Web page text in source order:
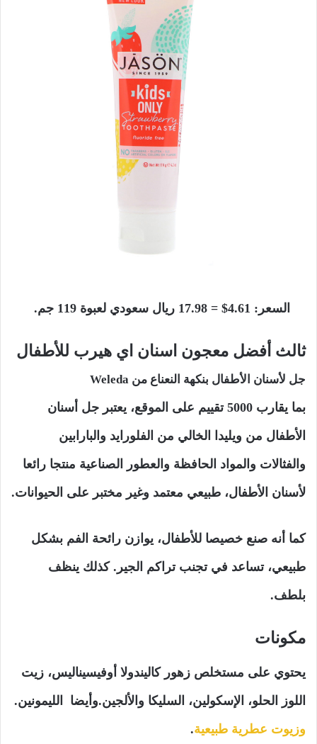
السعر: 4.61$ = 17.98 ريال سعودي لعبوة 119 جم.
ثالث أفضل معجون اسنان اي هيرب للأطفال
جل لأسنان الأطفال بنكهة النعناع من Weleda
بما يقارب 5000 تقييم على الموقع، يعتبر جل أسنان
الأطفال من ويليدا الخالي من الفلورايد والبارابين
والفثالات والمواد الحافظة والعطور الصناعية منتجا رائعا
لأسنان الأطفال، طبيعي معتمد وغير مختبر على الحيوانات.
كما أنه صنع خصيصا للأطفال، يوازن رائحة الفم بشكل
طبيعي، تساعد في تجنب تراكم الجير. كذلك ينظف
بلطف.
مكونات
يحتوي على مستخلص زهور كاليندولا أوفيسيناليس، زيت
اللوز الحلو، الإسكولين، السليكا والألجين.وأيضا الليمونين.
وزيوت عطرية طبيعية.